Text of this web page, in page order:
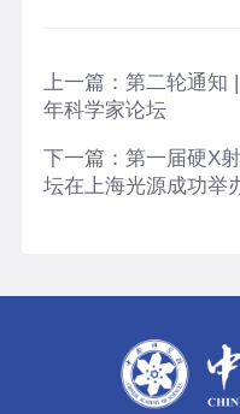
上一篇： 第二轮通知
年科学家论坛
下一篇： 第一届硬X
坛在上海光源成功举